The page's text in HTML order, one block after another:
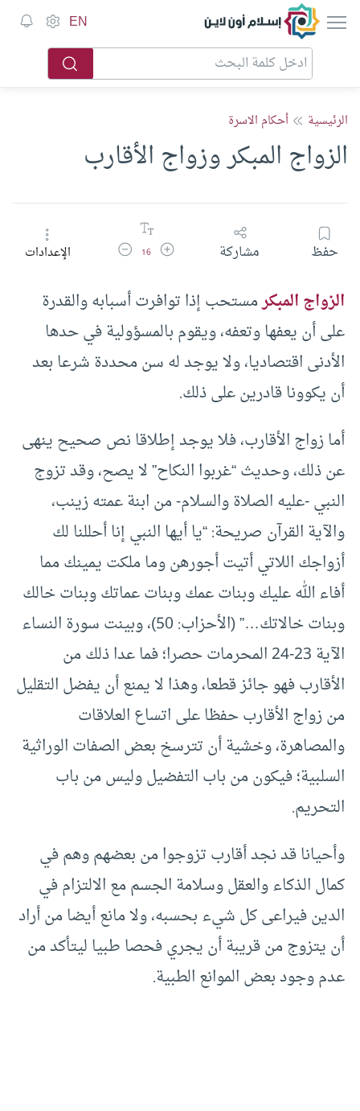
إسلام أون لاين EN
الرئيسية أحكام الاسرة
الزواج المبكر وزواج الأقارب
حفظ مشاركة زيادة حجم الخط
16 تقليل حجم الخطالإعدادات
الزواج المبكرمستحب إذا توافرت أسبابه والقدرة
على أن يعفها وتعفه، ويقوم بالمسؤولية في حدها
الأدنى اقتصاديا، ولا يوجد له سن محددة شرعا بعد
أن يكوونا قادرين على ذلك.
أما زواج الأقارب، فلا يوجد إطلاقا نص صحيح ينهى
عن ذلك، وحديث “غربوا النكاح” لا يصح، وقد تزوج
النبي -عليه الصلاة والسلام- من ابنة عمته زينب،
والآية القرآن صريحة: “يا أيها النبي إنا أحللنا لك
أزواجك اللاتي أتيت أجورهن وما ملكت يمينك مما
أفاء الله عليك وبنات عمك وبنات عماتك وبنات خالك
وبنات خالاتك…” (الأحزاب: 50)، وبينت سورة النساء
الآية 23-24 المحرمات حصرا؛ فما عدا ذلك من
الأقارب فهو جائز قطعا، وهذا لا يمنع أن يفضل التقليل
من زواج الأقارب حفظا على اتساع العلاقات
والمصاهرة، وخشية أن تترسخ بعض الصفات الوراثية
السلبية؛ فيكون من باب التفضيل وليس من باب
التحريم.
وأحيانا قد نجد أقارب تزوجوا من بعضهم وهم في
كمال الذكاء والعقل وسلامة الجسم مع الالتزام في
الدين فيراعى كل شيء بحسبه، ولا مانع أيضا من أراد
أن يتزوج من قريبة أن يجري فحصا طبيا ليتأكد من
عدم وجود بعض الموانع الطبية.